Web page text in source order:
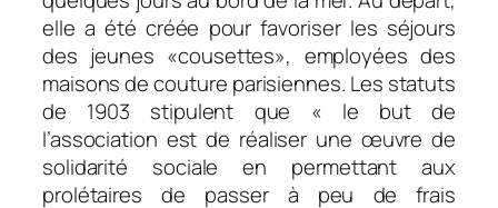
elle a été créée pour favoriser les séjours
des jeunes «cousettes», employées des
maisons de couture parisiennes. Les statuts
de 1903 stipulent que « le but de
l’association est de réaliser une œuvre de
solidarité sociale en permettant aux
prolétaires de passer à peu de frais